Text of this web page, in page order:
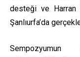
desteği ve Harran
Şanlıurfa’da
Sempozyumun